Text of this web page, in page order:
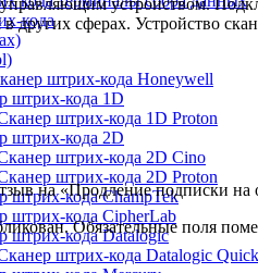
кода
штрих-кода Honeywell
штрих-кода 1D
штрих-кода 1D Proton
штрих-кода 2D
штрих-кода 2D Cino
штрих-кода 2D Proton
штрих-кода ChampTek
штрих-кода CipherLab
штрих-кода Datalogic
штрих-кода Datalogic
в других сферах. Устройство
на «Продление подписки
Обязательные поля